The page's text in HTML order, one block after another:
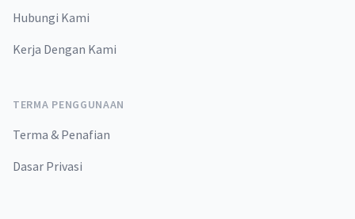
Hubungi Kami
Kerja Dengan Kami
TERMA PENGGUNAAN
Terma & Penafian
Dasar Privasi